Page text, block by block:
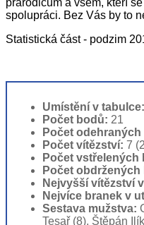
prarodičům a všem, kteří
spolupráci. Bez Vás by to
Statistická část - podzim
Umístění v tabulce:
Počet bodů: 21
Počet odehraných
Počet vítězství: 7
Počet vstřelených
Počet obdržených
Nejvyšší vítězství
Nejvíce branek v
Sestava mužstva:
Tesař (8), Štěpán